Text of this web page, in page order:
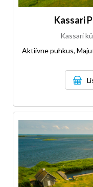
Kassari
Kassari
Aktiivne puhkus,